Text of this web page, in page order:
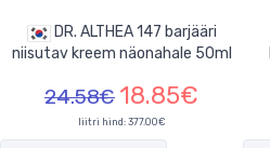
niisutav kreem näonahale 50ml
24.58€ 18.85€
liitri hind: 377.00€